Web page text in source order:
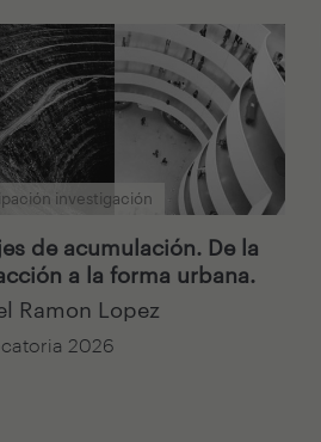
investigación
de acumulación. De la
a la forma urbana.
Ramon Lopez
2026